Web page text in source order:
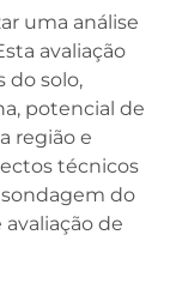
uma análise
avaliação
do solo,
potencial de
região e
técnicos
do
de